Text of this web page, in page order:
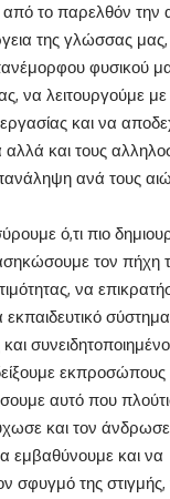
το παρελθόν την
της γλώσσας μας,
φυσικού
να λειτουργούμε
και να
και τους
ανά τους
ό,τι πιο
τον πήχη
να
εκπαιδευτικό
εκπροσώπους
αυτό που
και τον
εμβαθύνουμε και να
σφυγμό της